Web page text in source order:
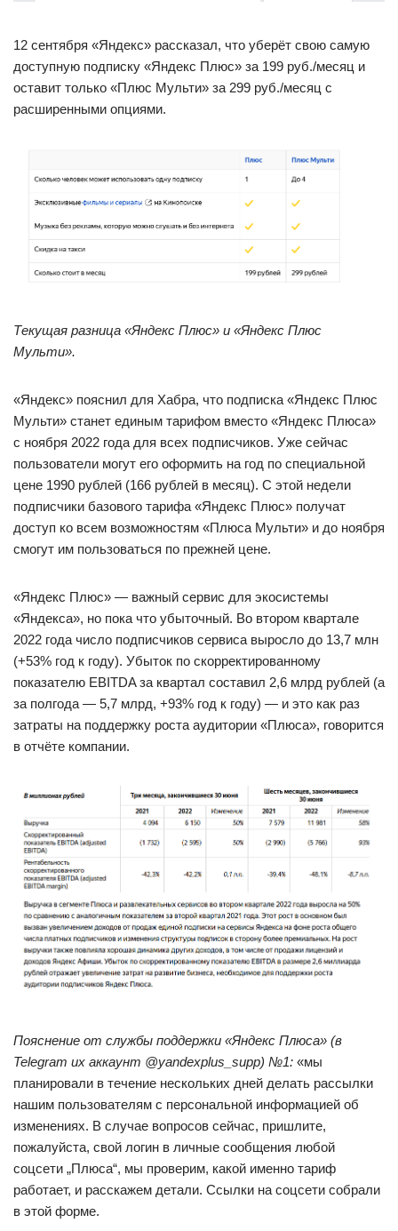
12 сентября «Яндекс» рассказал, что уберёт свою самую
доступную подписку «Яндекс Плюс» за 199 руб./месяц и
оставит только «Плюс Мульти» за 299 руб./месяц с
расширенными опциями.
Текущая разница «Яндекс Плюс» и «Яндекс Плюс
Мульти».
«Яндекс» пояснил для Хабра, что подписка «Яндекс Плюс
Мульти» станет единым тарифом вместо «Яндекс Плюса»
с ноября 2022 года для всех подписчиков. Уже сейчас
пользователи могут его оформить на год по специальной
цене 1990 рублей (166 рублей в месяц). С этой недели
подписчики базового тарифа «Яндекс Плюс» получат
доступ ко всем возможностям «Плюса Мульти» и до ноября
смогут им пользоваться по прежней цене.
«Яндекс Плюс» — важный сервис для экосистемы
«Яндекса», но пока что убыточный. Во втором квартале
2022 года число подписчиков сервиса выросло до 13,7 млн
(+53% год к году). Убыток по скорректированному
показателю EBITDA за квартал составил 2,6 млрд рублей (а
за полгода — 5,7 млрд, +93% год к году) — и это как раз
затраты на поддержку роста аудитории «Плюса», говорится
в отчёте компании.
Пояснение от службы поддержки «Яндекс Плюса» (в
Telegram их аккаунт @yandexplus_supp) №1: «мы
планировали в течение нескольких дней делать рассылки
нашим пользователям с персональной информацией об
изменениях. В случае вопросов сейчас, пришлите,
пожалуйста, свой логин в личные сообщения любой
соцсети „Плюса“, мы проверим, какой именно тариф
работает, и расскажем детали. Ссылки на соцсети собрали
в этой форме.